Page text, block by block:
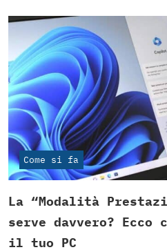
Come si fa
La “Modalità
serve davvero? Ecco
il tuo PC